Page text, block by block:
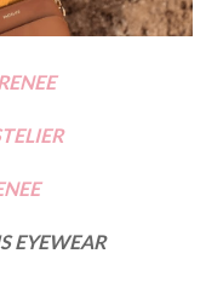
RENEE
EYEWEAR